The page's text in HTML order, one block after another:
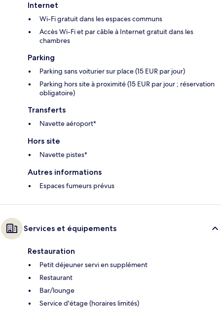
Internet
Wi-Fi gratuit dans les espaces communs
Accès Wi-Fi et par câble à Internet gratuit dans les
chambres
Parking
Parking sans voiturier sur place (15 EUR par jour)
Parking hors site à proximité (15 EUR par jour ; réservation
obligatoire)
Transferts
Navette aéroport*
Hors site
Navette pistes*
Autres informations
Espaces fumeurs prévus
Services et équipements
Restauration
Petit déjeuner servi en supplément
Restaurant
Bar/lounge
Service d'étage (horaires limités)